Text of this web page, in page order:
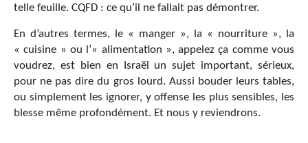
telle feuille. CQFD : ce qu’il ne fallait pas démontrer.
En d’autres termes, le « manger », la « nourriture », la
« cuisine » ou l’« alimentation », appelez ça comme vous
voudrez, est bien en Israël un sujet important, sérieux,
pour ne pas dire du gros lourd. Aussi bouder leurs tables,
ou simplement les ignorer, y offense les plus sensibles, les
blesse même profondément. Et nous y reviendrons.